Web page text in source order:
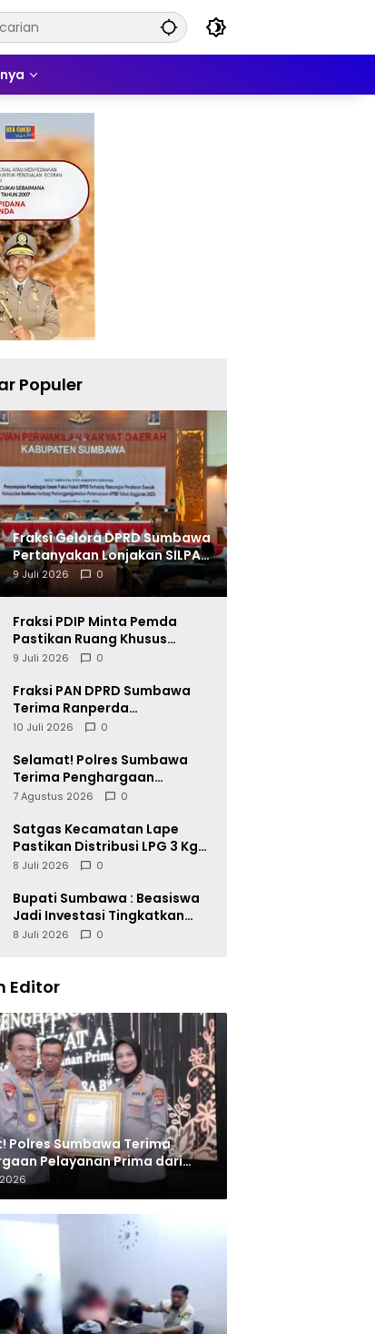
Populer
Fraksi Gelora DPRD Sumbawa
Pertanyakan Lonjakan SILPA
Tahun 2025
9 Juli 2026 0
Fraksi PDIP Minta Pemda
Pastikan Ruang Khusus
Produk UMKM Lokal di Ritel
9 Juli 2026 0
Fraksi PAN DPRD Sumbawa
Terima Ranperda
Pertanggungjawaban APBD
Miliar dan Kinerja OPD
10 Juli 2026 0
Selamat! Polres Sumbawa
Terima Penghargaan
Pelayanan Prima dari Kapolri
7 Agustus 2026 0
Satgas Kecamatan Lape
Pastikan Distribusi LPG 3 Kg
Tertib
8 Juli 2026 0
Bupati Sumbawa : Beasiswa
Jadi Investasi Tingkatkan
Kualitas SDM
8 Juli 2026 0
Editor
Polres Sumbawa Terima
Pelayanan Prima dari